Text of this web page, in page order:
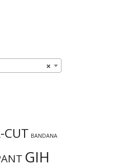
×
CUT BANDANA
GIH